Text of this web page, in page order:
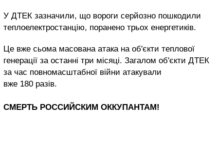
У ДТЕК зазначили, що вороги серйозно пошкодили
теплоелектростанцію, поранено трьох енергетиків.
Це вже сьома масована атака на об'єкти теплової
генерації за останні три місяці. Загалом об'єкти ДТЕК
за час повномасштабної війни атакували
вже 180 разів.
СМЕРТЬ РОССИЙСКИМ ОККУПАНТАМ!